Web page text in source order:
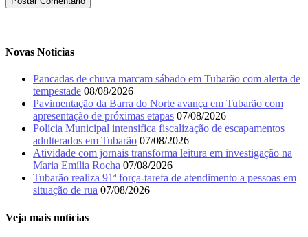
Novas Noticias
Pancadas de chuva marcam sábado em Tubarão com alerta de
tempestade 08/08/2026
Pavimentação da Barra do Norte avança em Tubarão com
apresentação de próximas etapas 07/08/2026
Polícia Municipal intensifica fiscalização de escapamentos
adulterados em Tubarão 07/08/2026
Atividade com jornais transforma leitura em investigação na
Maria Emília Rocha 07/08/2026
Tubarão realiza 91ª força-tarefa de atendimento a pessoas em
situação de rua 07/08/2026
Veja mais notícias